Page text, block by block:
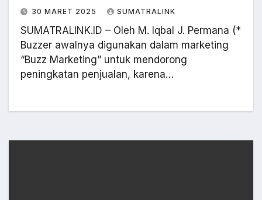
30 MARET 2025 SUMATRALINK
SUMATRALINK.ID – Oleh M. Iqbal J. Permana (*
Buzzer awalnya digunakan dalam marketing
“Buzz Marketing” untuk mendorong
peningkatan penjualan, karena…